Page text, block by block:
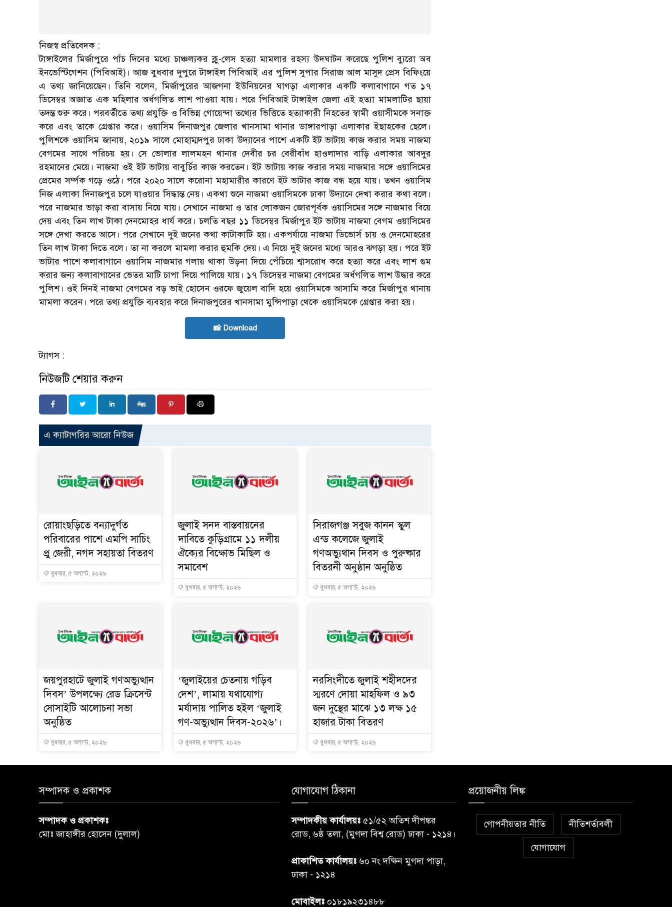
নিজস্ব প্রতিবেদক :
টাঙ্গাইলের মির্জাপুরে পাঁচ দিনের মধ্যে চাঞ্চল্যকর ক্লু-লেস হত্যা মামলার রহস্য উদঘাটন করেছে পুলিশ ব্যুরো অব
ইনভেস্টিগেশন (পিবিআই)। আজ বুধবার দুপুরে টাঙ্গাইল পিবিআই এর পুলিশ সুপার সিরাজ আল মাসুদ প্রেস বিফিংয়ে
এ তথ্য জানিয়েছেন। তিনি বলেন, মির্জাপুরের আজগনা ইউনিয়নের ঘাগড়া এলাকার একটি কলাবাগানে গত ১৭
ডিসেম্বর অজ্ঞাত এক মহিলার অর্ধগলিত লাশ পাওয়া যায়। পরে পিবিআই টাঙ্গাইল জেলা এই হত্যা মামলাটির ছায়া
তদন্ত শুরু করে। পরবর্তীতে তথ্য প্রযুক্তি ও বিভিন্ন গোয়েন্দা তথ্যের ভিত্তিতে হত্যাকারী নিহতের স্বামী ওয়াসীমকে সনাক্ত
করে এবং তাকে গ্রেপ্তার করে। ওয়াসিম দিনাজপুর জেলার খানসামা থানার ডাঙ্গারপাড়া এলাকার ইছাহকের ছেলে।
পুলিশকে ওয়াসিম জানায়, ২০১৯ সালে মোহাম্মদপুর ঢাকা উদ্যানের পাশে একটি ইট ভাটায় কাজ করার সময় নাজমা
বেগমের সাথে পরিচয় হয়। সে ভোলার লালমহন থানার দেবীর চর বেরীবাঁধ হাওলাদার বাড়ি এলাকার আবদুর
রহমানের মেয়ে। নাজমা ওই ইট ভাটায় বাবুর্চির কাজ করতেন। ইট ভাটায় কাজ করার সময় নাজমার সঙ্গে ওয়াসিমের
প্রেমের সর্ম্পক গড়ে ওঠে। পরে ২০২০ সালে করোনা মহামারীর কারণে ইট ভাটার কাজ বন্ধ হয়ে যায়। তখন ওয়াসিম
নিজ এলাকা দিনাজপুর চলে যাওয়ার সিদ্ধান্ত নেয়। একথা শুনে নাজমা ওয়াসিমকে ঢাকা উদ্যানে দেখা করার কথা বলে।
পরে নাজমার ভাড়া করা বাসায় নিয়ে যায়। সেখানে নাজমা ও তার লোকজন জোরপূর্বক ওয়াসিমের সঙ্গে নাজমার বিয়ে
দেয় এবং তিন লাখ টাকা দেনমোহর ধার্য করে। চলতি বছর ১১ ডিসেম্বর মির্জাপুর ইট ভাটায় নাজমা বেগম ওয়াসিমের
সঙ্গে দেখা করতে আসে। পরে সেখানে দুই জনের কথা কাটাকাটি হয়। একপর্যায়ে নাজমা ডিভোর্স চায় ও দেনমোহরের
তিন লাখ টাকা দিতে বলে। তা না করলে মামলা করার হুমকি দেয়। এ নিয়ে দুই জনের মধ্যে আরও ঝগড়া হয়। পরে ইট
ভাটার পাশে কলাবাগানে ওয়াসিম নাজমার গলায় থাকা উড়না দিয়ে পেঁচিয়ে শ্বাসরোধ করে হত্যা করে এবং লাশ গুম
করার জন্য কলাবাগানের ভেতর মাটি চাপা দিয়ে পালিয়ে যায়। ১৭ ডিসেম্বর নাজমা বেগমের অর্ধগলিত লাশ উদ্ধার করে
পুলিশ। ওই দিনই নাজমা বেগমের বড় ভাই হোসেন ওরফে জুয়েল বাদি হয়ে ওয়াসিমকে আসামি করে মির্জাপুর থানায়
মামলা করেন। পরে তথ্য প্রযুক্তি ব্যবহার করে দিনাজপুরের খানসামা মুন্সিপাড়া থেকে ওয়াসিমকে গ্রেপ্তার করা হয়।
📸 Download
ট্যাগস :
নিউজটি শেয়ার করুন
এ ক্যাটাগরির আরো নিউজ
রোয়াংছড়িতে বন্যাদুর্গত
পরিবারের পাশে এমপি সাচিং
প্রু জেরী, নগদ সহায়তা বিতরণ
বুধবার, ৫ অগাস্ট, ২০২৬
জুলাই সনদ বাস্তবায়নের
দাবিতে কুড়িগ্রামে ১১ দলীয়
ঐক্যের বিক্ষোভ মিছিল ও
সমাবেশ
বুধবার, ৫ অগাস্ট, ২০২৬
সিরাজগঞ্জ সবুজ কানন স্কুল
এন্ড কলেজে জুলাই
গণঅভ্যুথান দিবস ও পুরুষ্কার
বিতরনী অনুষ্ঠান অনুষ্ঠিত
বুধবার, ৫ অগাস্ট, ২০২৬
জয়পুরহাটে জুলাই গণঅভ্যুত্থান
দিবস’ উপলক্ষ্যে রেড ক্রিসেন্ট
সোসাইটি আলোচনা সভা
অনুষ্ঠিত
বুধবার, ৫ অগাস্ট, ২০২৬
‘জুলাইয়ের চেতনায় গড়িব
দেশ’, লামায় যথাযোগ্য
মর্যাদায় পালিত হইল ‘জুলাই
গণ-অভ্যুত্থান দিবস-২০২৬’।
বুধবার, ৫ অগাস্ট, ২০২৬
নরসিংদীতে জুলাই শহীদদের
স্মরণে দোয়া মাহফিল ও ৯৩
জন দুস্থের মাঝে ১৩ লক্ষ ১৫
হাজার টাকা বিতরণ
বুধবার, ৫ অগাস্ট, ২০২৬
সম্পাদক ও প্রকাশক
সম্পাদক ও প্রকাশকঃ
মোঃ জাহাঙ্গীর হোসেন (দুলাল)
যোগাযোগ ঠিকানা
সম্পাদকীয় কার্যালয়ঃ ৫১/৫২ অতিশ দীপঙ্কর
রোড, ৬ষ্ঠ তলা, (মুগদা বিশ্ব রোড) ঢাকা - ১২১৪।
প্রাকাশিত কার্যালয়ঃ৬০ নং দক্ষিন মুগদা পাড়া,
ঢাকা - ১২১৪
মোবাইলঃ ০১৮১৯২৩১৪৮৮
প্রয়োজনীয় লিঙ্ক
গোপনীয়তার নীতি নীতিশর্তাবলী
যোগাযোগ